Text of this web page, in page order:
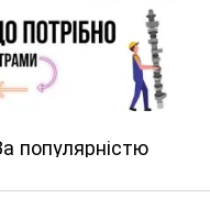
популярністю